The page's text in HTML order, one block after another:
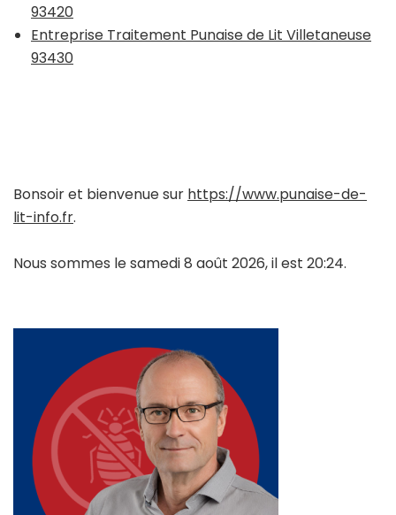
93420
Entreprise Traitement Punaise de Lit Villetaneuse
93430
Bonsoir et bienvenue sur https://www.punaise-de-
lit-info.fr.
Nous sommes le samedi 8 août 2026, il est 20:24.